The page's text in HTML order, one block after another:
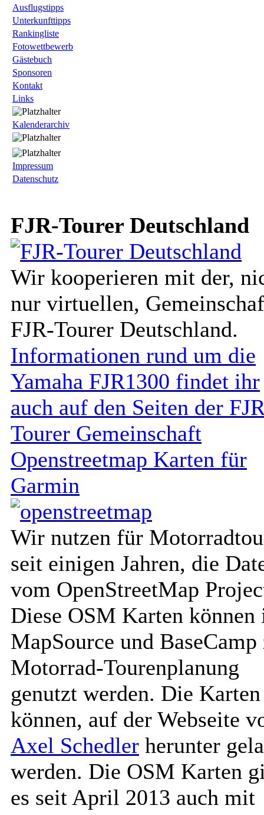
Ausflugstipps
Unterkunfttipps
Rankingliste
Fotowettbewerb
Gästebuch
Sponsoren
Kontakt
Links
Kalenderarchiv
Impressum
Datenschutz
FJR-Tourer Deutschland
Wir kooperieren mit der,
nur virtuellen,
FJR-Tourer Deutschland.
Informationen rund um die
Yamaha FJR1300 findet ihr
auch auf den Seiten der
Tourer Gemeinschaft
Openstreetmap Karten für
Garmin
Wir nutzen für
seit einigen Jahren, die
vom OpenStreetMap
Diese OSM Karten können
MapSource und BaseCamp
Motorrad-Tourenplanung
genutzt werden. Die Karten
können, auf der Webseite
Axel Schedler herunter
werden. Die OSM Karten
es seit April 2013 auch mit